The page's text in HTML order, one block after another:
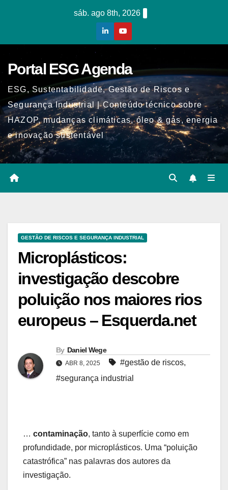
sáb. ago 8th, 2026
Portal ESG Agenda
ESG, Sustentabilidade, Gestão de Riscos e
Segurança Industrial | Conteúdo técnico sobre
HAZOP, mudanças climáticas, óleo & gás, energia
e inovação sustentável
GESTÃO DE RISCOS E SEGURANÇA INDUSTRIAL
Microplásticos:
investigação descobre
poluição nos maiores rios
europeus – Esquerda.net
By Daniel Wege
ABR 8, 2025 #gestão de riscos,
#segurança industrial
… contaminação, tanto à superfície como em
profundidade, por microplásticos. Uma “poluição
catastrófica” nas palavras dos autores da
investigação.